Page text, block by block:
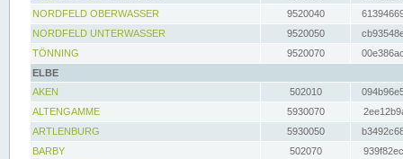
NORDFELD OBERWASSER
9520040
NORDFELD UNTERWASSER
9520050
TÖNNING
9520070
ELBE
AKEN
502010
ALTENGAMME
5930070
ARTLENBURG
5930050
BARBY
502070